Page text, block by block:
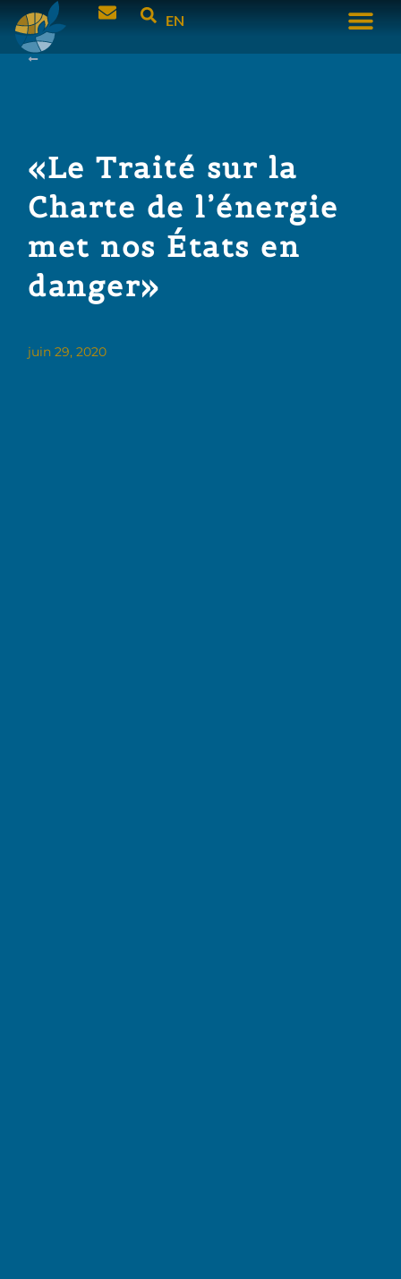
EN
«Le Traité sur la
Charte de l’énergie
met nos États en
danger»
juin 29, 2020